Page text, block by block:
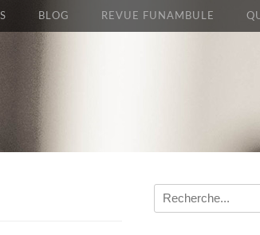
BLOG REVUE FUNAMBULE
Recherche
pour